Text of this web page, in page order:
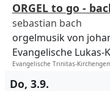
ORGEL to go -
sebastian bach
orgelmusik von
Evangelische Lukas-
Evangelische Trinitas-
Do, 3.9.